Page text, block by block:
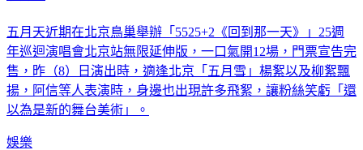
五月天近期在北京鳥巢舉辦「5525+2《回到那一天》」25週
年巡迴演唱會北京站無限延伸版，一口氣開12場，門票宣告完
售，昨（8）日演出時，適逢北京「五月雪」楊絮以及柳絮飄
揚，阿信等人表演時，身邊也出現許多飛絮，讓粉絲笑虧「還
以為是新的舞台美術」。
娛樂